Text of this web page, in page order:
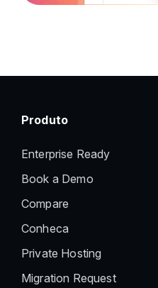
Produto
Enterprise Ready
Book a Demo
Compare
Conheca
Private Hosting
Migration Request